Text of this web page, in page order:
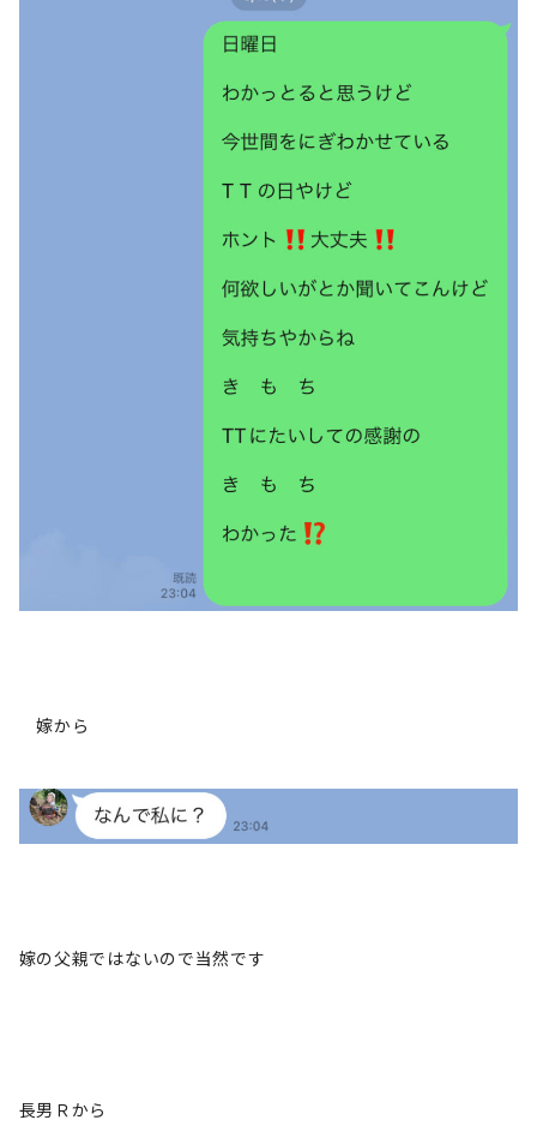
嫁から
嫁の父親ではないので当然です
長男Ｒから